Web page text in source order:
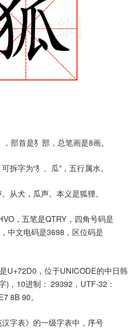
部首是犭部，总笔画是8画。
拆字为“犭、瓜”，五行属水。
从犬，瓜声。本义是狐狸。
，五笔是QTRY，四角号码是
中文电码是3698，区位码是
U+72D0，位于UNICODE的中日韩
)，10进制： 29392，UTF-32：
8B 90。
汉字表》的一级字表中，序号